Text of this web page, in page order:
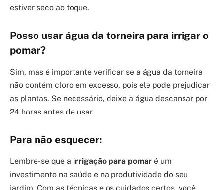
estiver seco ao toque.
Posso usar água da torneira para irrigar o
pomar?
Sim, mas é importante verificar se a água da torneira
não contém cloro em excesso, pois ele pode prejudicar
as plantas. Se necessário, deixe a água descansar por
24 horas antes de usar.
Para não esquecer:
Lembre-se que a irrigação para pomar é um
investimento na saúde e na produtividade do seu
jardim. Com as técnicas e os cuidados certos, você